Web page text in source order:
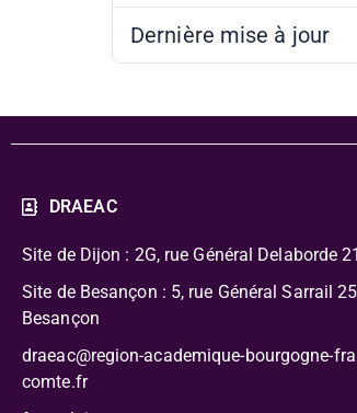
Dernière mise à jour
DRAEAC
Site de Dijon : 2G, rue Général Delaborde
Site de Besançon : 5, rue Général Sarrail
Besançon
draeac@region-academique-bourgogne-
comte.fr